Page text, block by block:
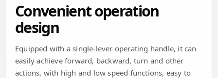
Convenient operation
design
Equipped with a single-lever operating handle, it can
easily achieve forward, backward, turn and other
actions, with high and low speed functions, easy to